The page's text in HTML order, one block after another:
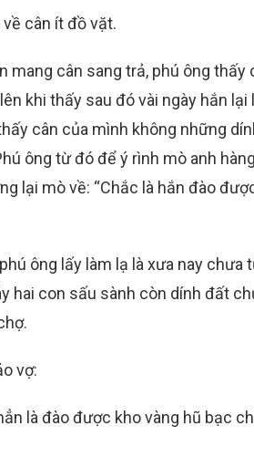
cân ít đồ vặt.
mang cân sang trả, phú ông
khi thấy sau đó vài ngày hắn
cân của mình không những
ông từ đó để ý rình mò anh
lại mò về: “Chắc là hắn đào
ông lấy làm lạ là xưa nay
hai con sấu sành còn dính đất
vợ:
là đào được kho vàng hũ bạc